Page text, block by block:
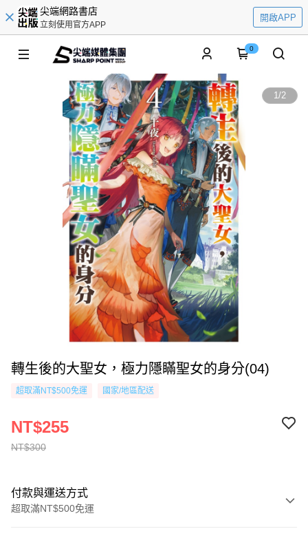
尖端網路書店
立刻使用官方APP
開啟APP
0
1/2
轉生後的大聖女，極力隱瞞聖女的身分(04)
超取滿NT$500免運 國家/地區配送
NT$300
NT$255
付款與運送方式
超取滿NT$500免運